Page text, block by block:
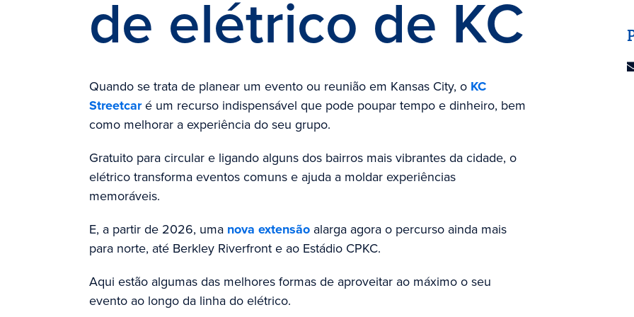
de elétrico de KC
Quando se trata de planear um evento ou reunião em Kansas City, o KC
Streetcaré um recurso indispensável que pode poupar tempo e dinheiro, bem
como melhorar a experiência do seu grupo.
Gratuito para circular e ligando alguns dos bairros mais vibrantes da cidade, o
elétrico transforma eventos comuns e ajuda a moldar experiências
memoráveis.
E, a partir de 2026, uma nova extensão alarga agora o percurso ainda mais
para norte, até Berkley Riverfront e ao Estádio CPKC.
Aqui estão algumas das melhores formas de aproveitar ao máximo o seu
evento ao longo da linha do elétrico.